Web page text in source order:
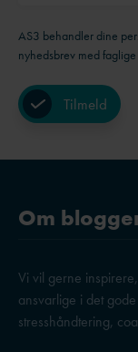
AS3 behandler dine
nyhedsbrev med
Om
Vi vil gerne
ansvarlige i det
stresshåndtering,